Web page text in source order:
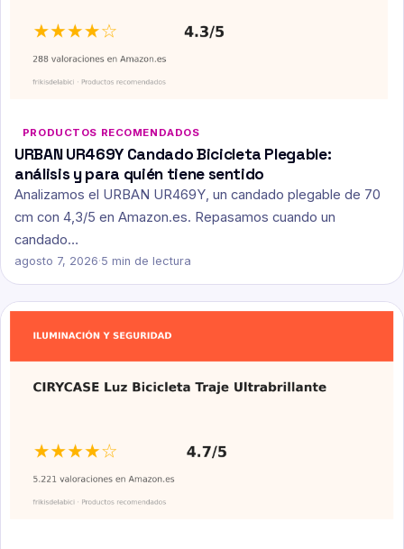
PRODUCTOS RECOMENDADOS
URBAN UR469Y Candado Bicicleta Plegable:
análisis y para quién tiene sentido
Analizamos el URBAN UR469Y, un candado plegable de 70
cm con 4,3/5 en Amazon.es. Repasamos cuando un
candado…
agosto 7, 2026·5 min de lectura